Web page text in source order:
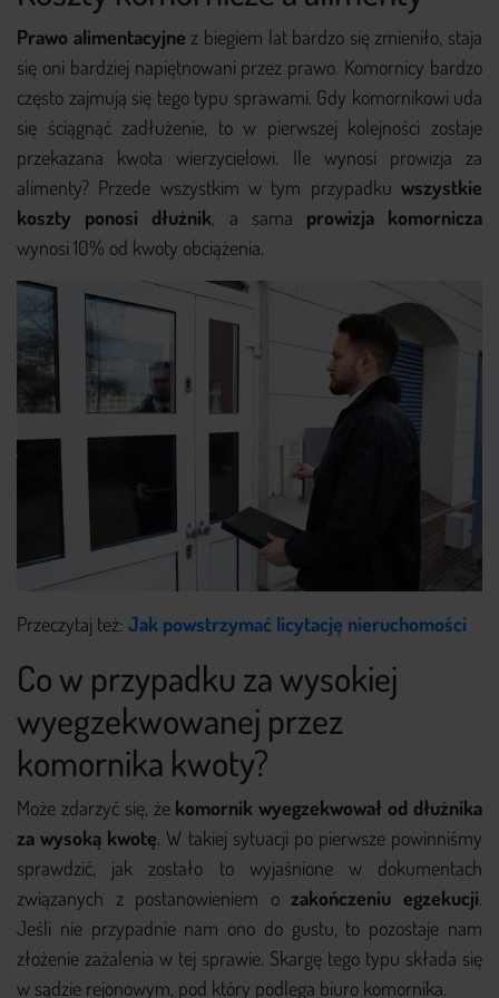
Prawo alimentacyjne z biegiem lat bardzo się zmieniło, staja
się oni bardziej napiętnowani przez prawo. Komornicy bardzo
często zajmują się tego typu sprawami. Gdy komornikowi uda
się ściągnąć zadłużenie, to w pierwszej kolejności zostaje
przekazana kwota wierzycielowi. Ile wynosi prowizja za
alimenty? Przede wszystkim w tym przypadku wszystkie
koszty ponosi dłużnik, a sama prowizja komornicza
wynosi 10% od kwoty obciążenia.
Przeczytaj też: Jak powstrzymać licytację nieruchomości
Co w przypadku za wysokiej
wyegzekwowanej przez
komornika kwoty?
Może zdarzyć się, że komornik wyegzekwował od dłużnika
za wysoką kwotę. W takiej sytuacji po pierwsze powinniśmy
sprawdzić, jak zostało to wyjaśnione w dokumentach
związanych z postanowieniem ozakończeniu egzekucji.
Jeśli nie przypadnie nam ono do gustu, to pozostaje nam
złożenie zażalenia w tej sprawie. Skargę tego typu składa się
w sądzie rejonowym, pod który podlega biuro komornika.